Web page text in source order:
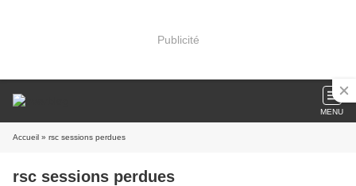
Publicité
MENU
Accueil » rsc sessions perdues
rsc sessions perdues